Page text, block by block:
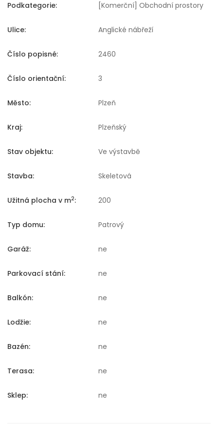
Podkategorie: [Komerční] Obchodní prostory
Ulice: Anglické nábřeží
Číslo popisné: 2460
Číslo orientační: 3
Město: Plzeň
Kraj: Plzeňský
Stav objektu: Ve výstavbě
Stavba: Skeletová
Užitná plocha v m2: 200
Typ domu: Patrový
Garáž: ne
Parkovací stání: ne
Balkón: ne
Lodžie: ne
Bazén: ne
Terasa: ne
Sklep: ne